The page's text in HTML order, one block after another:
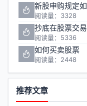
新股申购规定
阅读量：3328
抄底在股票交
阅读量：5336
如何买卖股票
阅读量：2448
推荐文章